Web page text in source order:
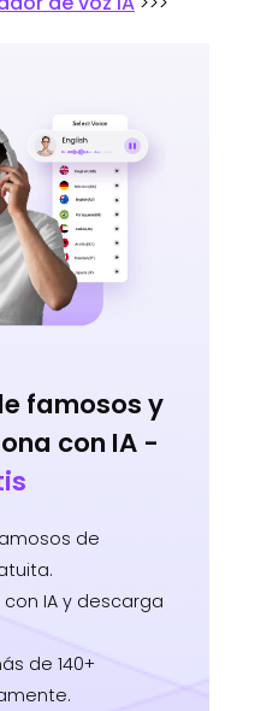
famosos y
con IA -
de
IA y descarga
de 140+